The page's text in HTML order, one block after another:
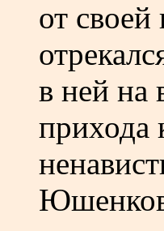
от
в ней на
прихода